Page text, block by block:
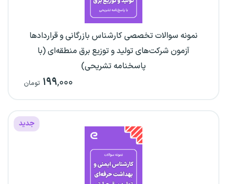
نمونه سوالات تخصصی کارشناس بازرگانی و قراردادها
آزمون شرکت‌های تولید و توزیع برق منطقه‌ای (با
پاسخنامه تشریحی)
۱۹۹,۰۰۰ تومان
جدید